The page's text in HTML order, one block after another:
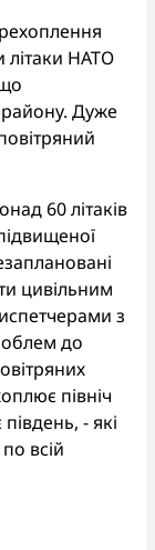
літаки НАТО
Дуже
60 літаків
цивільним
з
до
північ
- які
всій